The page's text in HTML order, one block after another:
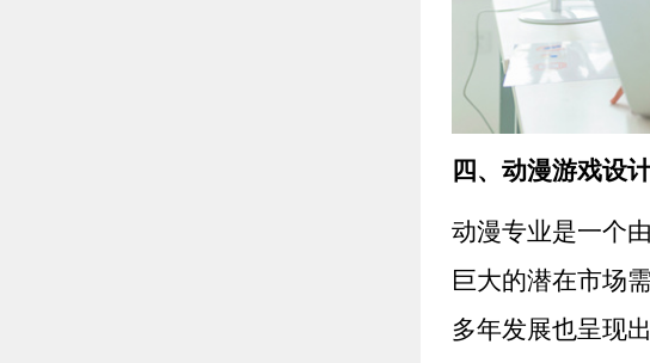
四、动漫游戏设
动漫专业是一个
巨大的潜在市场
多年发展也呈现